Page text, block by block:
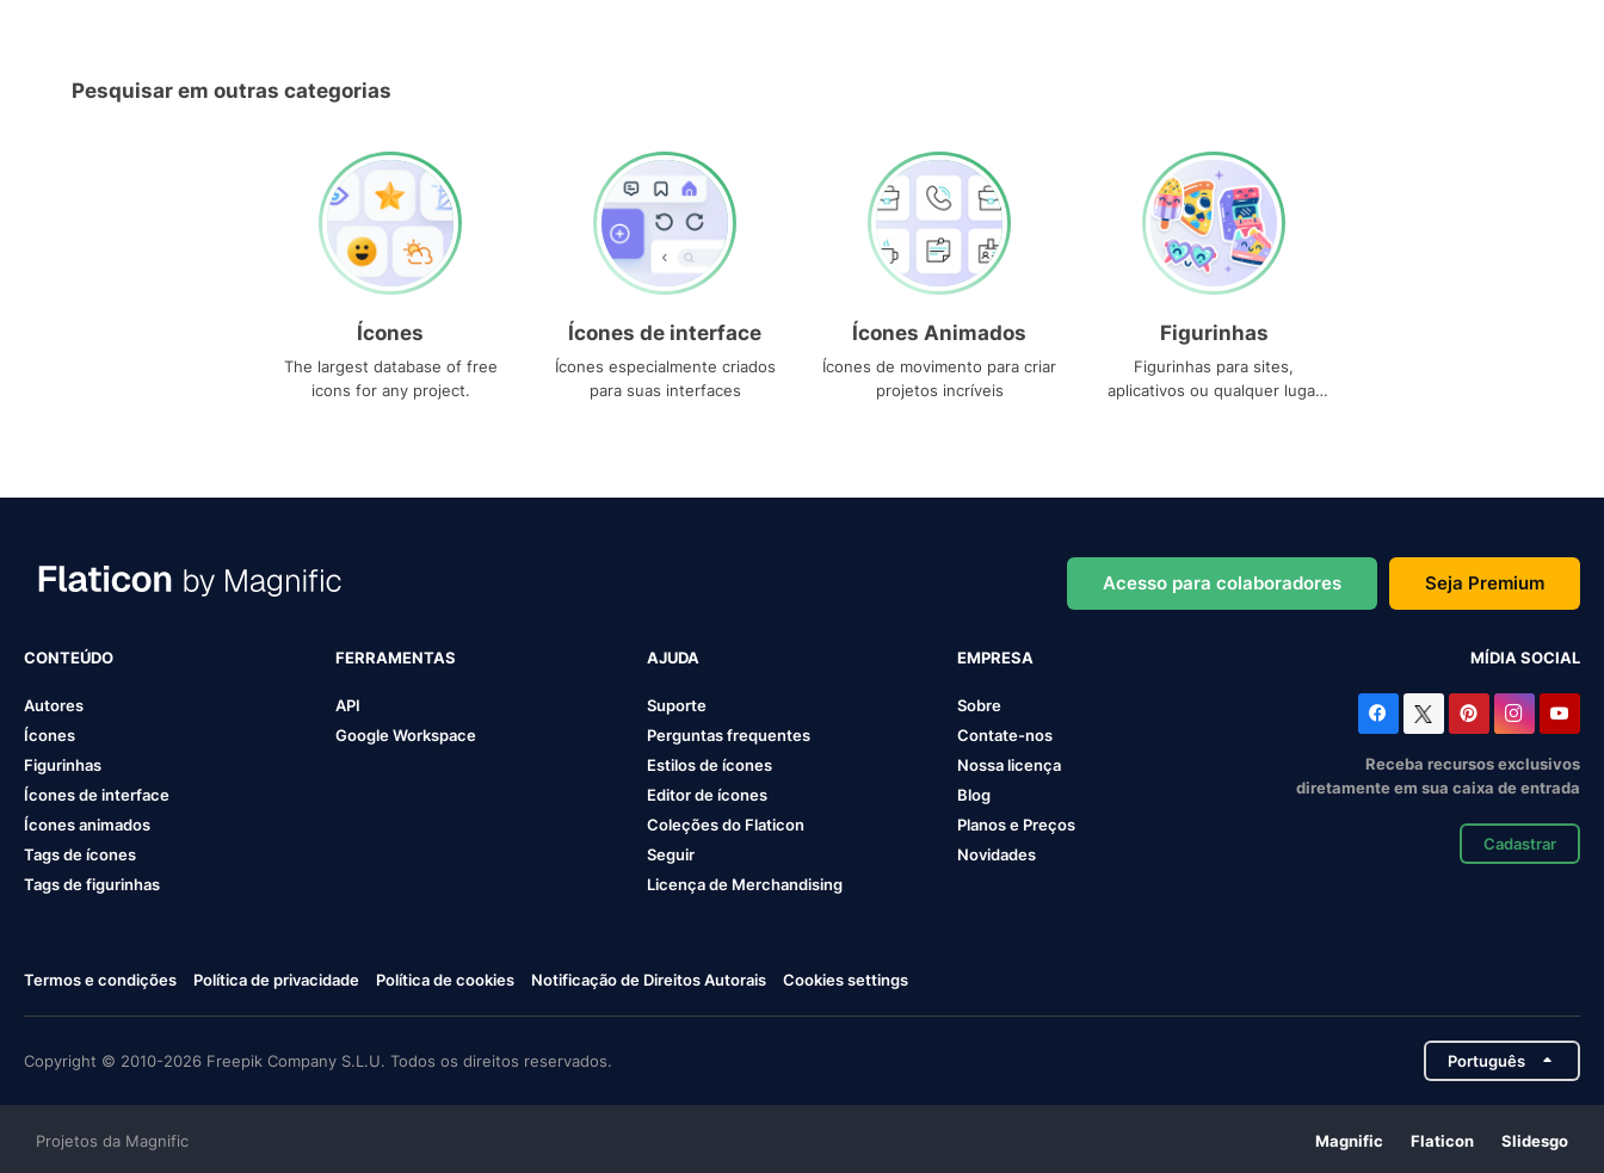
Pesquisar em outras categorias
Ícones
The largest database of free
icons for any project.
Ícones de interface
Ícones especialmente criados
para suas interfaces
Ícones Animados
Ícones de movimento para criar
projetos incríveis
Figurinhas
Figurinhas para sites,
aplicativos ou qualquer lugar
Acesso para colaboradores Seja Premium
CONTEÚDO
Autores
Ícones
Figurinhas
Ícones de interface
Ícones animados
Tags de ícones
Tags de figurinhas
FERRAMENTAS
API
Google Workspace
AJUDA
Suporte
Perguntas frequentes
Estilos de ícones
Editor de ícones
Coleções do Flaticon
Seguir
Licença de Merchandising
EMPRESA
Sobre
Contate-nos
Nossa licença
Blog
Planos e Preços
Novidades
MÍDIA SOCIAL
Receba recursos exclusivos
diretamente em sua caixa de entrada
Cadastrar
Termos e condições Política de privacidade Política de cookies Notificação de Direitos Autorais Cookies settings
Copyright © 2010-2026 Freepik Company S.L.U. Todos os direitos reservados. Português
Projetos da Magnific Magnific Flaticon Slidesgo